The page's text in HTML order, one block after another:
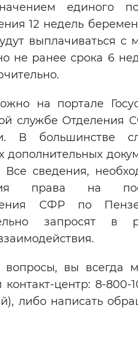
единого
12 недель
выплачиваться с
не ранее срока 6
на портале
службе Отделения
В большинстве
дополнительных
сведения,
права на
СФР по
запросят в
вопросы, вы всегда
центр: 8-800-
либо написать